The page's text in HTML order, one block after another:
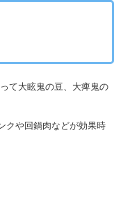
て大眩鬼の豆、大痺鬼の
クや回鍋肉などが効果時